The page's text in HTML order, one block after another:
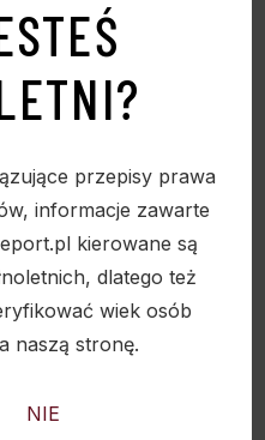
przepisy prawa
informacje zawarte
kierowane są
dlatego też
wiek osób
naszą stronę.
NIE
WIELOKROTNOŚĆ
zł
Sold